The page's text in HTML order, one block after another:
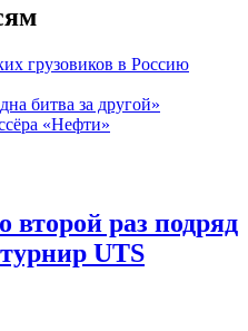
грузовиков в Россию
битва за другой»
«Нефти»
второй раз подряд
UTS